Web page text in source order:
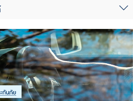
ท้องถนนเกิดขึ้นได้เสมอ
จะไม่สามารถป้องกันจากอุบัติเหตุบนท้อง
ภาระค่าใช้จ่ายจากความเสียหายที่เกิดขึ้น
ใจได้ว่า หากเกิดอุบัติเหตุ คุณจะมีผู้ช่วย
รับการชดใช้ค่าเสียหายต่างๆ อีกด้วย
2 แบบ ดังนี้
คันต้องทำประกันภัยประเภทนี้ เนื่องจากถูก
องผู้ประสบภัยจากรถ พ.ศ. 2535 ประกันภัย
มสูญเสียของชีวิต ร่างกาย หรืออนามัยของผู้
กตัวอย่างคุณขับรถไปชนคนที่กำลังเดินข้าม
ถยนต์ภาคบังคับนี้จะรับผิดชอบเฉพาะค่า
ที่ได้รับบาดเจ็บเท่านั้น และจำกัดวงเงินไม่
งๆ แล้วอุบัติเหตุแต่ละครั้งอาจจะสร้างความ
ยรถยนต์ อาจดูได้จากพฤติกรรมการขับขี่
ภาพรถ งบประมาณ และควรพิจารณาราย
รายละเอียด
งสุดที่บริษัทประกันภัยจะจ่ายให้ตามความ